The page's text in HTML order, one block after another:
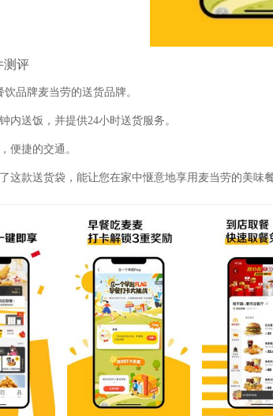
测评
饮品牌麦当劳的送货品牌。
内送饭，并提供24小时送货服务。
便捷的交通。
这款送货袋，能让您在家中惬意地享用麦当劳的美味